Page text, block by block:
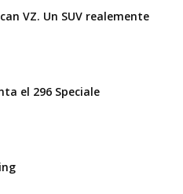
VZ. Un SUV realemente
el 296 Speciale